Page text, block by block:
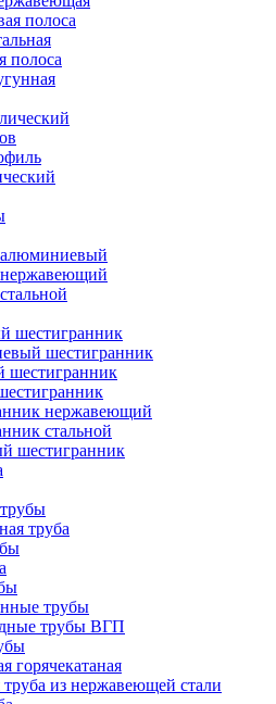
полоса
полоса
шестигранник
шестигранник
шестигранник
нержавеющий
стальной
шестигранник
труба
трубы
трубы ВГП
горячекатаная
из нержавеющей стали